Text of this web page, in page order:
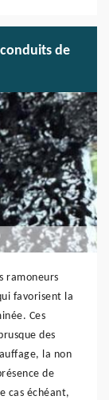
de
ramoneurs
favorisent la
Ces
des
la non
de
cas échéant,